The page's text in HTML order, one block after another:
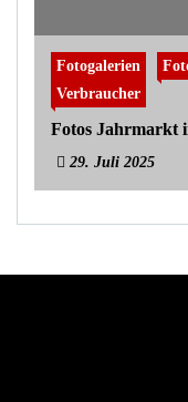
Fotogalerien
Verbraucher
Fotos Jahrmarkt
29. Juli 2025